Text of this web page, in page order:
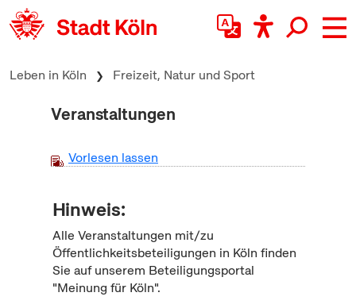
zum Inhalt springen
Leben in Köln Freizeit, Natur und Sport
Veranstaltungen
Vorlesen lassen
Hinweis:
Alle Veranstaltungen mit/zu
Öffentlichkeitsbeteiligungen in Köln finden
Sie auf unserem Beteiligungsportal
"Meinung für Köln".